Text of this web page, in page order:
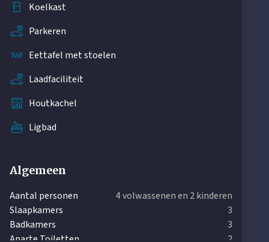
Koelkast
Parkeren
Eettafel met stoelen
Laadfaciliteit
Houtkachel
Ligbad
Algemeen
Aantal personen
4 volwassenen en 2 kinderen
Slaapkamers
3
Badkamers
3
Aparte Toiletten
2